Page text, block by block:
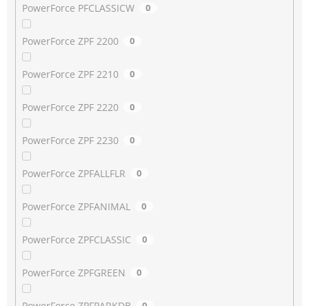
PowerForce PFCLASSICW 0
PowerForce ZPF 2200 0
PowerForce ZPF 2210 0
PowerForce ZPF 2220 0
PowerForce ZPF 2230 0
PowerForce ZPFALLFLR 0
PowerForce ZPFANIMAL 0
PowerForce ZPFCLASSIC 0
PowerForce ZPFGREEN 0